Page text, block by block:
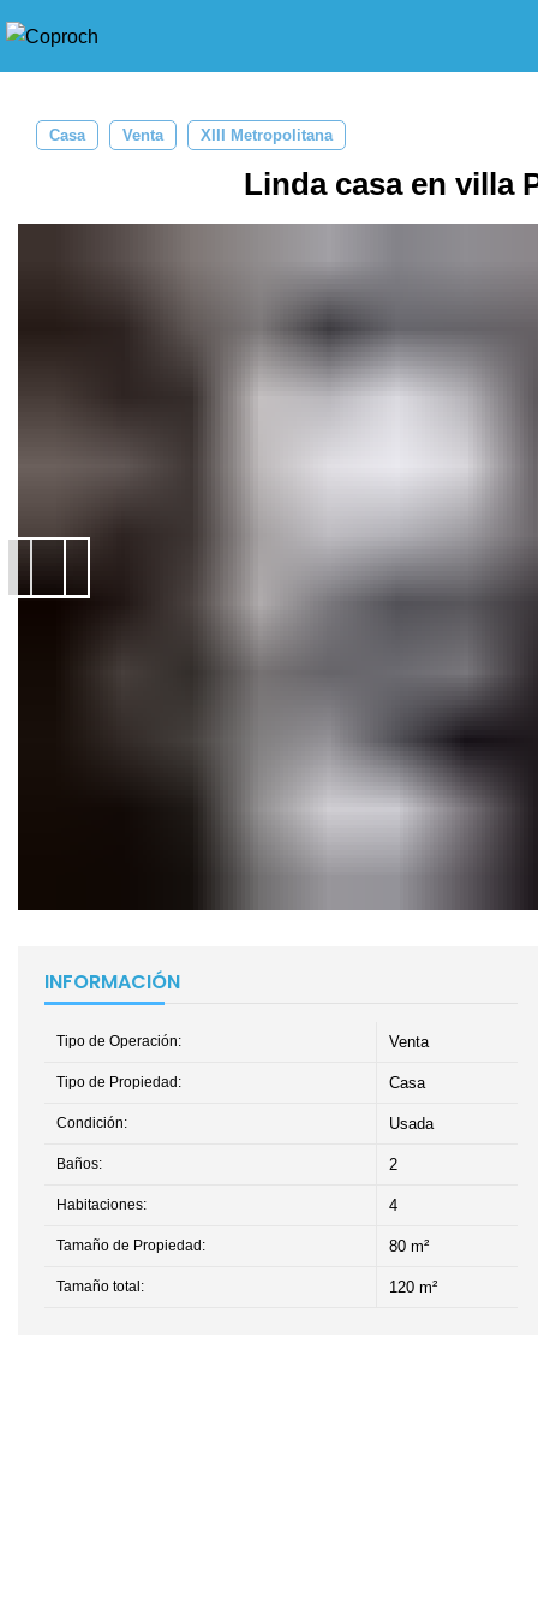
Casa Venta XIII Metropolitana
Linda casa en villa
INFORMACIÓN
Tipo de Operación: Venta
Tipo de Propiedad: Casa
Condición: Usada
Baños: 2
Habitaciones: 4
Tamaño de Propiedad: 80 m²
Tamaño total: 120 m²